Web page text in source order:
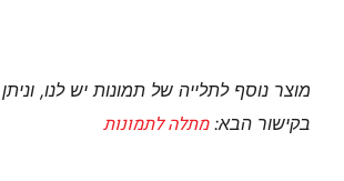
מוצר נוסף לתלייה של תמונות יש לנו,
בקישור הבא:מתלה לתמונות